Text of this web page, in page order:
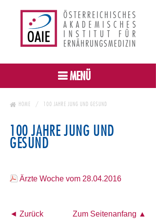
MENÜ
HOME 100 JAHRE JUNG UND GESUND
100 JAHRE JUNG UND
GESUND
Ärzte Woche vom 28.04.2016
◄ Zurück Zum Seitenanfang ▲